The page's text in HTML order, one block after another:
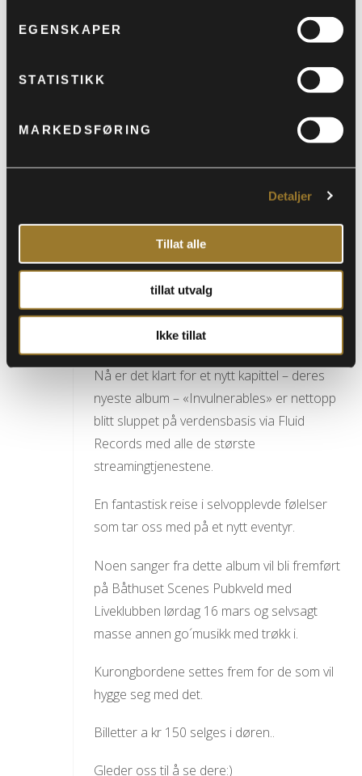
EGENSKAPER
STATISTIKK
MARKEDSFØRING
Detaljer
Tillat alle
tillat utvalg
Ikke tillat
Morten hadde noen riff og melodier, og
straks han hadde spilt dem, hadde vokalist
respons fra publikum.
I februar 2016 gikk Rawdhouse i studio. 11
ble skrevet ferdig mens kompet ble spilt inn,
deretter gikk vokalist Morgan inn og la på
vokalen. Deres første plate fikk god
respons;
Fem av seks oppnåelige stjerner i
Bluesnews!
Nå er det klart for et nytt kapittel – deres
nyeste album – «Invulnerables» er nettopp
blitt sluppet på verdensbasis via Fluid
Records med alle de største
streamingtjenestene.
En fantastisk reise i selvopplevde følelser
som tar oss med på et nytt eventyr.
Noen sanger fra dette album vil bli fremført
på Båthuset Scenes Pubkveld med
Liveklubben lørdag 16 mars og selvsagt
masse annen go´musikk med trøkk i.
Kurongbordene settes frem for de som vil
hygge seg med det.
Billetter a kr 150 selges i døren..
Gleder oss til å se dere:)